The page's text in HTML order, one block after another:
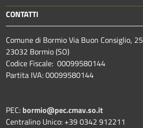
CONTATTI
Comune di Bormio Via Buon Consiglio, 25
23032 Bormio (SO)
Codice Fiscale: 00099580144
Partita IVA: 00099580144
PEC: bormio@pec.cmav.so.it
Centralino Unico: +39 0342 912211